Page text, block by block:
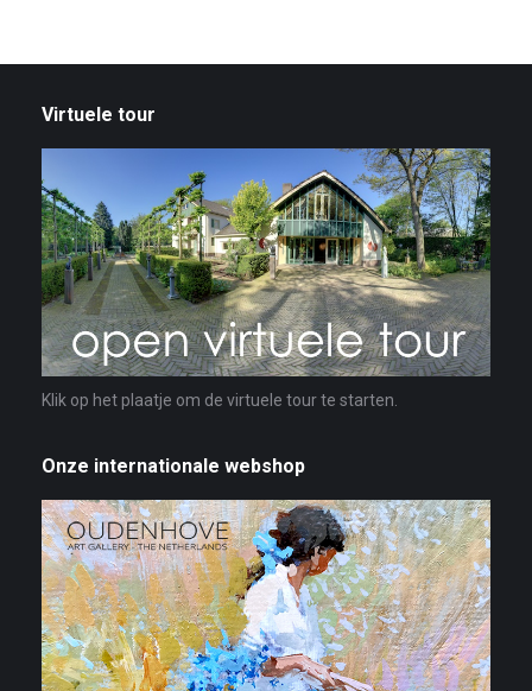
Virtuele tour
Klik op het plaatje om de virtuele tour te starten.
Onze internationale webshop